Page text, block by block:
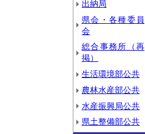
出納局
県会・各種委員
会
総合事務所（再
掲）
生活環境部公共
農林水産部公共
水産振興局公共
県土整備部公共